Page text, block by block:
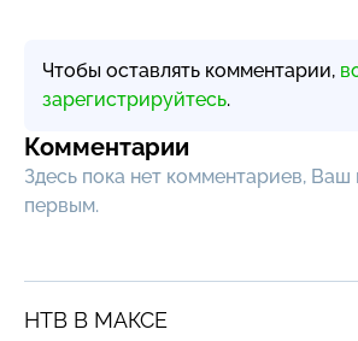
Чтобы оставлять комментарии,
зарегистрируйтесь.
Комментарии
Здесь пока нет комментариев,
первым.
НТВ В МАКСЕ